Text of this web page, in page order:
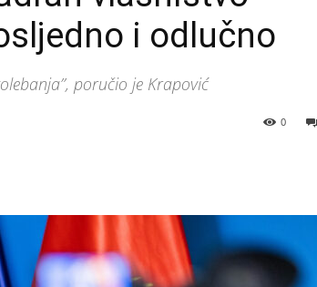
i odlučno
poručio je Krapović
0